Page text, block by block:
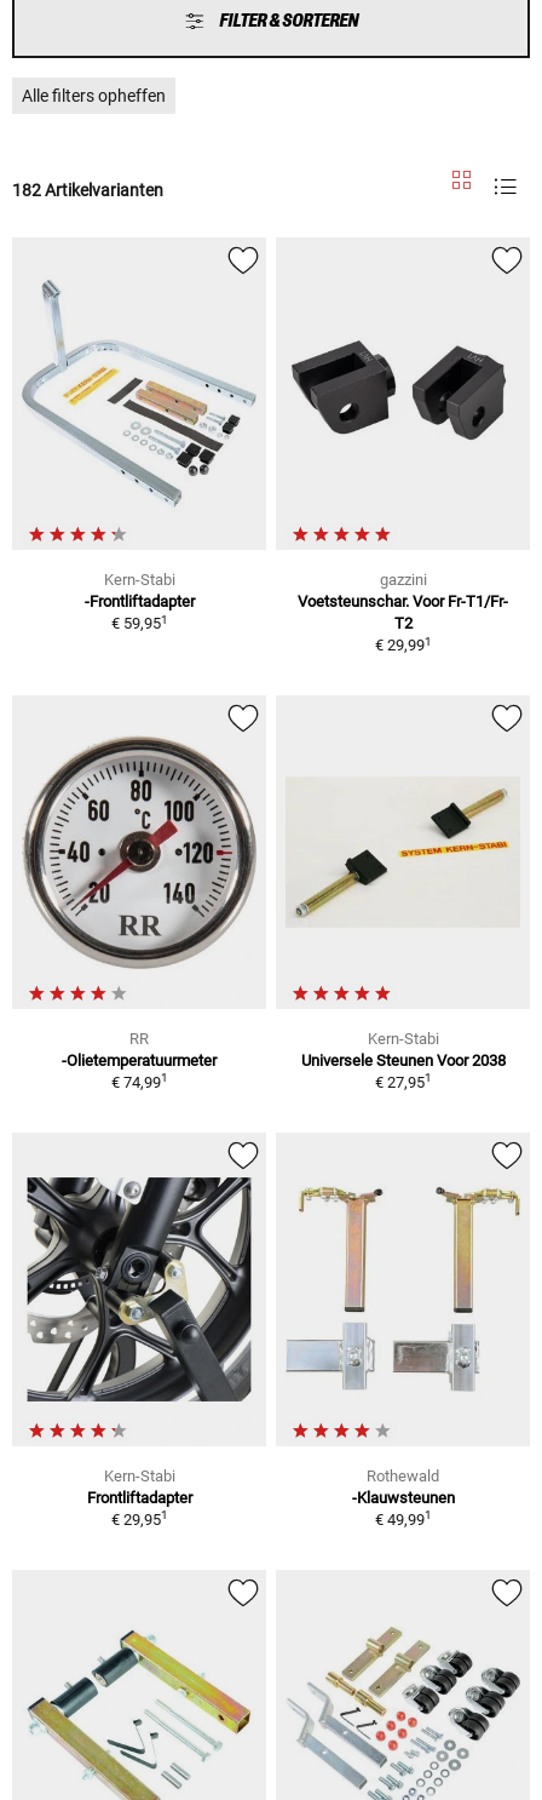
FILTER & SORTEREN
Alle filters opheffen
182 Artikelvarianten
Kern-Stabi
-Frontliftadapter
€ 59,951
gazzini
Voetsteunschar. Voor Fr-T1/Fr-
T2
€ 29,991
RR
-Olietemperatuurmeter
€ 74,991
Kern-Stabi
Universele Steunen Voor 2038
€ 27,951
Kern-Stabi
Frontliftadapter
€ 29,951
Rothewald
-Klauwsteunen
€ 49,991